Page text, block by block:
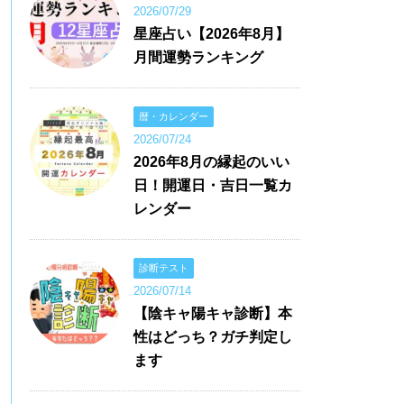
2026/07/29
星座占い【2026年8月】
月間運勢ランキング
暦・カレンダー
2026/07/24
2026年8月の縁起のいい
日！開運日・吉日一覧カ
レンダー
診断テスト
2026/07/14
【陰キャ陽キャ診断】本
性はどっち？ガチ判定し
ます